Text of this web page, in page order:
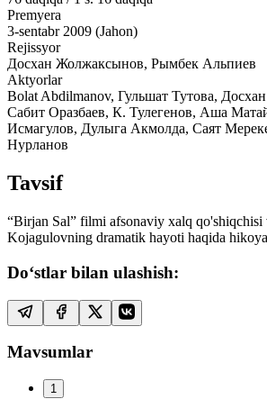
Premyera
3-sentabr 2009 (Jahon)
Rejissyor
Досхан Жолжаксынов, Рымбек Альпиев
Aktyorlar
Bolat Abdilmanov, Гульшат Тутова,
Сабит Оразбаев, К. Тулегенов, Аша
Исмагулов, Дулыга Акмолда, Саят
Нурланов
Tavsif
“Birjan Sal” filmi afsonaviy xalq qo'shiqchisi
Kojagulovning dramatik hayoti haqida
Do‘stlar bilan ulashish:
Mavsumlar
1